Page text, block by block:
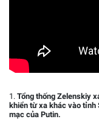
1. Tổng thống Zelenskiy
khiển từ xa khác vào tỉnh
mạc của Putin.